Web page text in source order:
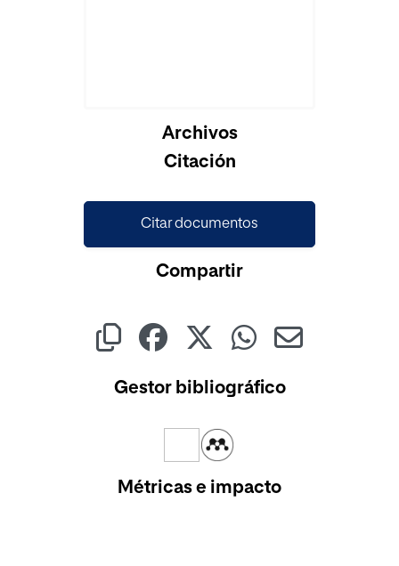
Archivos
Citación
Citar documentos
Compartir
Gestor bibliográfico
Métricas e impacto